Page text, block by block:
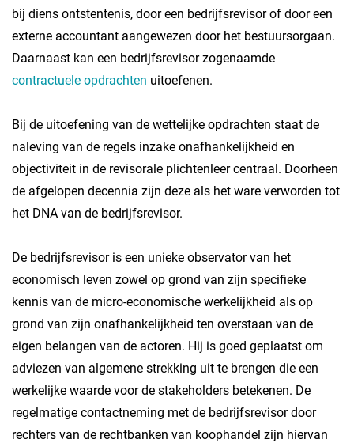
bij diens ontstentenis, door een bedrijfsrevisor of door een
externe accountant aangewezen door het bestuursorgaan.
Daarnaast kan een bedrijfsrevisor zogenaamde
contractuele opdrachten uitoefenen.
Bij de uitoefening van de wettelijke opdrachten staat de
naleving van de regels inzake onafhankelijkheid en
objectiviteit in de revisorale plichtenleer centraal. Doorheen
de afgelopen decennia zijn deze als het ware verworden tot
het DNA van de bedrijfsrevisor.
De bedrijfsrevisor is een unieke observator van het
economisch leven zowel op grond van zijn specifieke
kennis van de micro-economische werkelijkheid als op
grond van zijn onafhankelijkheid ten overstaan van de
eigen belangen van de actoren. Hij is goed geplaatst om
adviezen van algemene strekking uit te brengen die een
werkelijke waarde voor de stakeholders betekenen. De
regelmatige contactneming met de bedrijfsrevisor door
rechters van de rechtbanken van koophandel zijn hiervan